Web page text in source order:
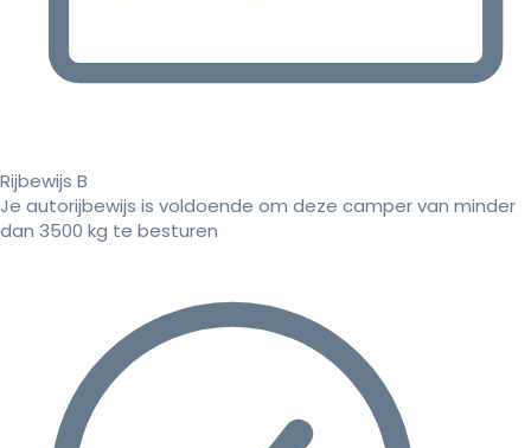
Rijbewijs B
Je autorijbewijs is voldoende om deze camper van minder
dan 3500 kg te besturen